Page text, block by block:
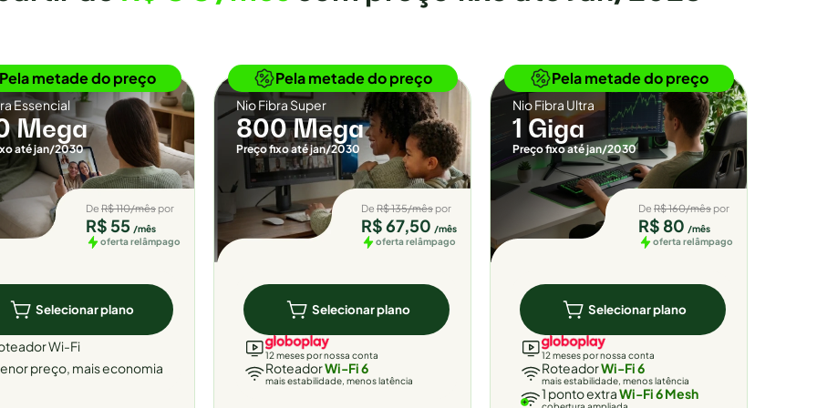
Novidade
Essencial
Mega
até jan/2030
De R$ 110/mês por
R$ 55 /mês
oferta relâmpago
Selecionar plano
Wi-Fi
preço, mais economia
metade do preço Novidade
Nio Fibra Super
800 Mega
Preço fixo até jan/2030
De R$ 135/mês por
R$ 67,50 /mês
oferta relâmpago
Selecionar plano
12 meses por nossa conta
RoteadorWi-Fi 6
mais estabilidade, menos latência
Pela metade do preço Novidade
Nio Fibra Ultra
1 Giga
Preço fixo até jan/2030
De R$ 160/mês por
R$ 80 /mês
oferta relâmpago
Selecionar plano
12 meses por nossa conta
RoteadorWi-Fi 6
mais estabilidade, menos latência
1 ponto extraWi-Fi 6 Mesh
Pela metade do preço